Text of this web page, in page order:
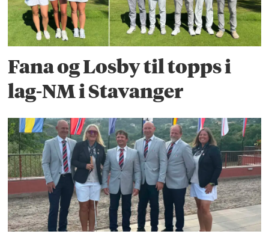
Fana og Losby til topps i
lag-NM i Stavanger